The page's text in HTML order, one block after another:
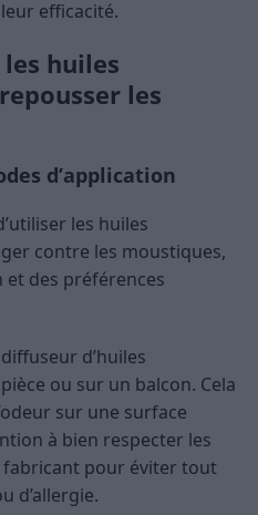
efficacité.
huiles
les
d’application
les huiles
contre les moustiques,
des préférences
d’huiles
ou sur un balcon. Cela
sur une surface
à bien respecter les
pour éviter tout
d’allergie.